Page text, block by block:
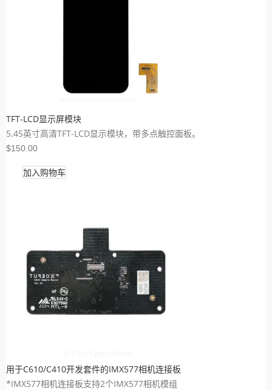
TFT-LCD显示屏模块
5.45英寸高清TFT-LCD显示模块，带多点触控面板。
$150.00
加入购物车
用于C610/C410开发套件的IMX577相机连接板
*IMX577相机连接板支持2个IMX577相机模组